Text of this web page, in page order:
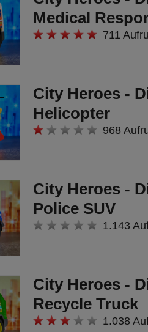
Medical
711
City Heroes -
Helicopter
968
City Heroes -
Police SUV
1.143
City Heroes -
Recycle Truck
1.038